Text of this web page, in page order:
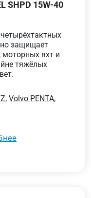
SHPD 15W-40
защищает
моторных яхт и
тяжёлых
, Volvo PENTA,